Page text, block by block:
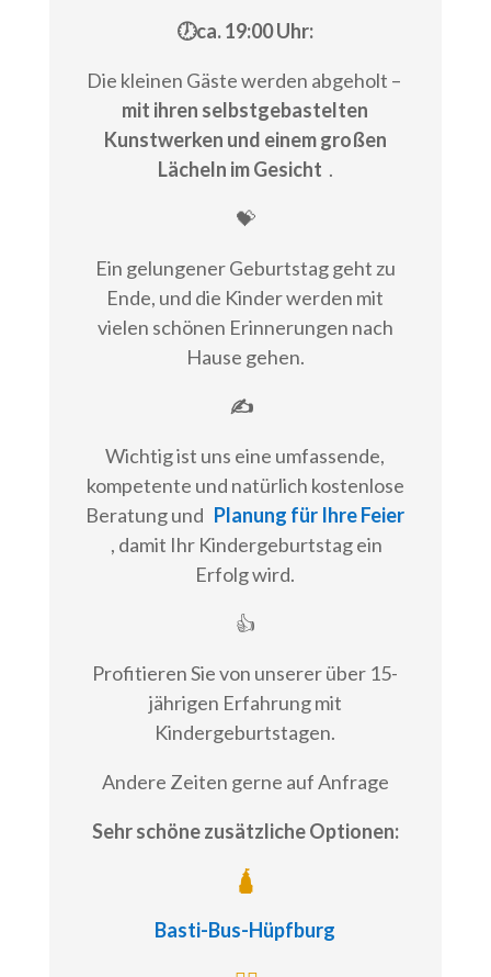
🕖ca. 19:00 Uhr:
Die kleinen Gäste werden abgeholt –
mit ihren selbstgebastelten
Kunstwerken und einem großen
Lächeln im Gesicht .
💝
Ein gelungener Geburtstag geht zu
Ende, und die Kinder werden mit
vielen schönen Erinnerungen nach
Hause gehen.
✍
Wichtig ist uns eine umfassende,
kompetente und natürlich kostenlose
Beratung und Planung für Ihre Feier
, damit Ihr Kindergeburtstag ein
Erfolg wird.
👍
Profitieren Sie von unserer über 15-
jährigen Erfahrung mit
Kindergeburtstagen.
Andere Zeiten gerne auf Anfrage
Sehr schöne zusätzliche Optionen:
🛕
Basti-Bus-Hüpfburg